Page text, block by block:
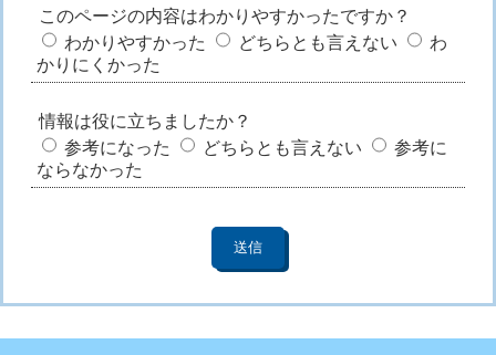
このページの内容はわかりやすかったですか？
わかりやすかった
どちらとも言えない
わ
かりにくかった
情報は役に立ちましたか？
参考になった
どちらとも言えない
参考に
ならなかった